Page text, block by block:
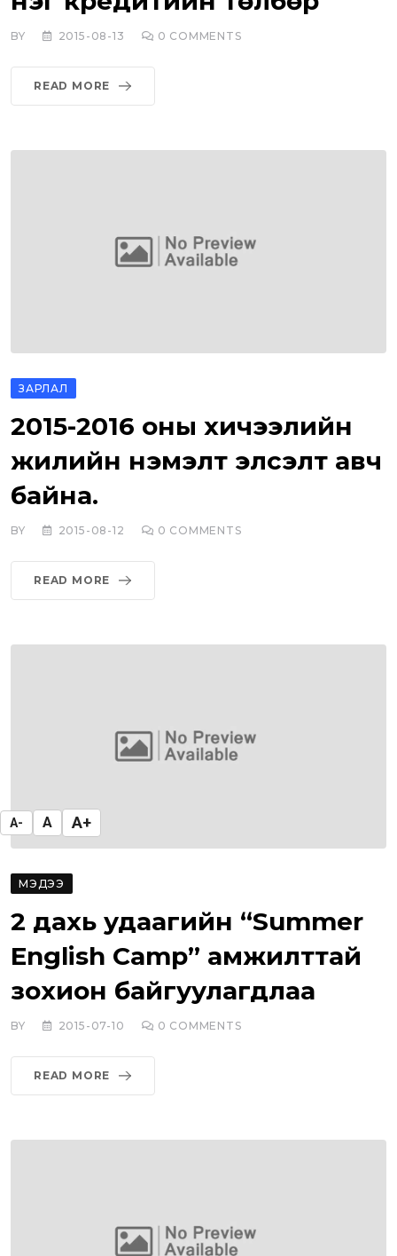
BY 2015-08-13 0 COMMENTS
READ MORE
ЗАРЛАЛ
2015-2016 оны хичээлийн
жилийн нэмэлт элсэлт авч
байна.
BY 2015-08-12 0 COMMENTS
READ MORE
МЭДЭЭ
2 дахь удаагийн “Summer
English Camp” амжилттай
зохион байгуулагдлаа
BY 2015-07-10 0 COMMENTS
READ MORE
A- A A+